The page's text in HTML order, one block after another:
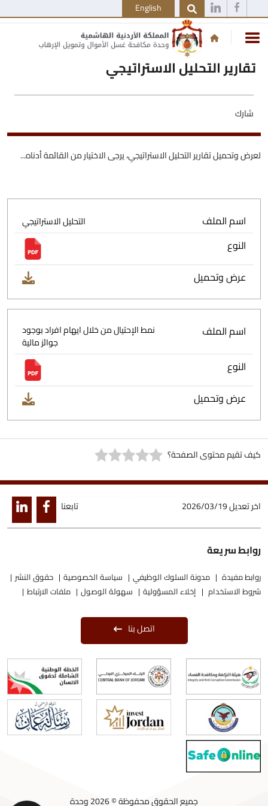
English
تقارير التحليل الاستراتيجي
شارك
لعرض وتحميل تقارير التحليل الاستراتيجي، يرجى الاختيار من القائمة أدناه...
اسم الملف التحليل الاستراتيجي
النوع
عرض وتحميل
اسم الملف
نمط الإحتيال من خلال ايهام افراد بوجود
جوائز مالية
النوع
عرض وتحميل
كيف تقيم محتوى الصفحة؟
اخر تعديل2026/03/19 تابعنا
روابط سريعة
روابط مفيدة مدونة السلوك الوظيفي سياسة الخصوصية
حقوق النشر
شروط الاستخدام
إخلاء المسؤولية سهولة الوصول ملفات الارتباط
اتصل بنا
جميع الحقوق محفوظة © 2026 وحدة